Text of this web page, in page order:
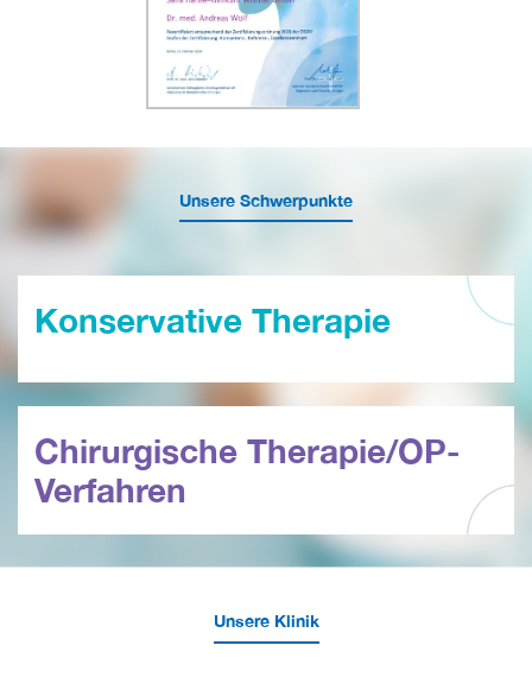
+
Unsere Schwerpunkte
Konservative Therapie
Chirurgische Therapie/OP-
Verfahren
Unsere Klinik